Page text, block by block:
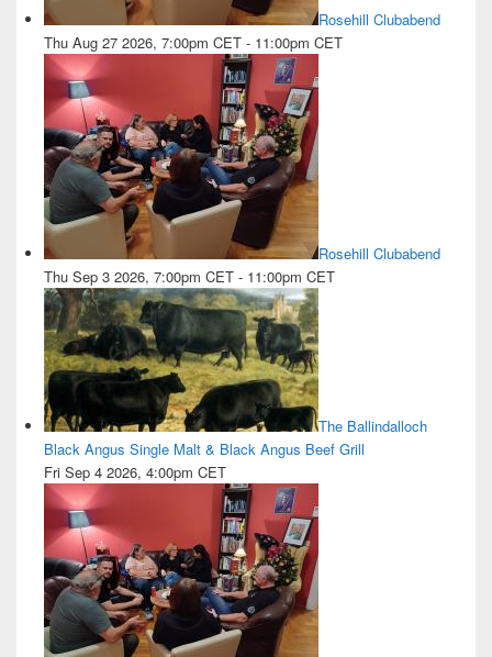
Rosehill Clubabend
Thu Aug 27 2026, 7:00pm CET - 11:00pm CET
Rosehill Clubabend
Thu Sep 3 2026, 7:00pm CET - 11:00pm CET
The Ballindalloch
Black Angus Single Malt & Black Angus Beef Grill
Fri Sep 4 2026, 4:00pm CET